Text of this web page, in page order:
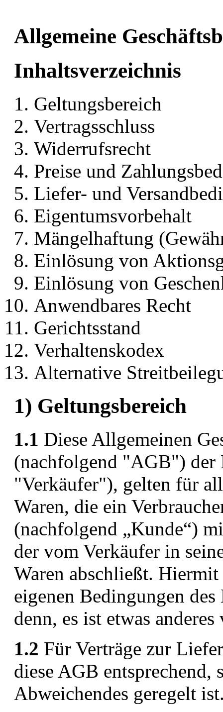
Allgemeine
Inhaltsverzeichnis
Geltungsbereich
Vertragsschluss
Widerrufsrecht
Preise und
Liefer- und
Eigentumsvorbehalt
Mängelhaftung
Einlösung von
Einlösung von
Anwendbares Recht
Gerichtsstand
Verhaltenskodex
Alternative
1) Geltungsbereich
1.1 Diese Allgemeinen
(nachfolgend "AGB") der
"Verkäufer"), gelten für
Waren, die ein
(nachfolgend „Kunde“)
der vom Verkäufer in
Waren abschließt.
eigenen Bedingungen
denn, es ist etwas
1.2 Für Verträge zur
diese AGB
Abweichendes geregelt